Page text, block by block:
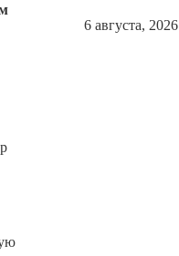
6 августа, 2026